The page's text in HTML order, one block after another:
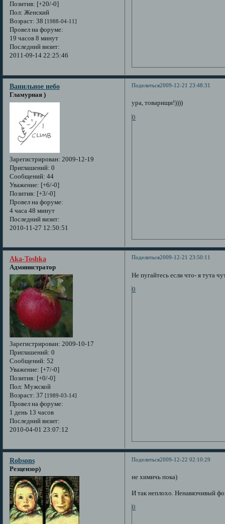
Позитив: [+20/-0]
Пол: Женский
Возраст: 38 [1988-04-11]
Провел на форуме:
19 часов 8 минут
Последний визит:
2011-09-14 22:25:46
Поделиться2009-12-21 23:48:31
Ванильное небо
Гламурная )
Зарегистрирован: 2009-12-19
Приглашений: 0
Сообщений: 44
Уважение: [+6/-0]
Позитив: [+3/-0]
Провел на форуме:
4 часа 48 минут
Последний визит:
2010-11-27 12:50:51
ура, товарищи!))))
0
Поделиться2009-12-21 23:50:11
Aka-Toshka
Администратор
Зарегистрирован: 2009-10-17
Приглашений: 0
Сообщений: 52
Уважение: [+7/-0]
Позитив: [+0/-0]
Пол: Мужской
Возраст: 37 [1989-03-14]
Провел на форуме:
1 день 13 часов
Последний визит:
2010-04-01 23:07:12
Не пугайтесь если что- я тута
0
Поделиться2009-12-22 02:10:29
Robsons
Резцензор)
не химичь пока)
И так неплохо. Ненавязчивый
0